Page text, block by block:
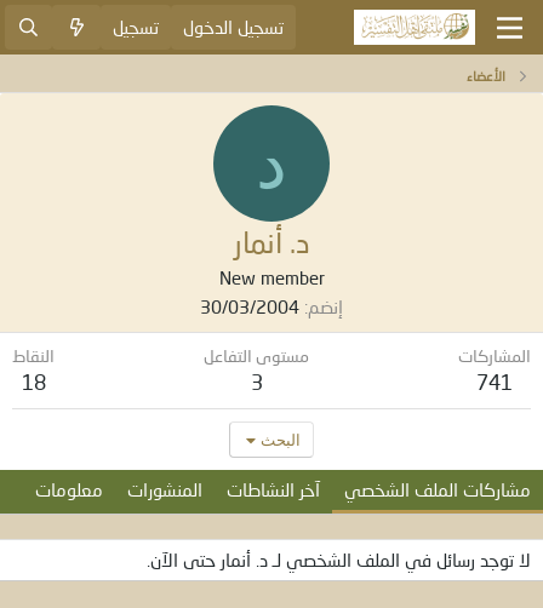
تسجيل الدخول تسجيل
الأعضاء
د
د. أنمار
New member
إنضم 30/03/2004
المشاركات
741
مستوى التفاعل
3
النقاط
18
البحث
مشاركات الملف الشخصي آخر النشاطات المنشورات معلومات
لا توجد رسائل في الملف الشخصي لـ د. أنمار حتى الآن.